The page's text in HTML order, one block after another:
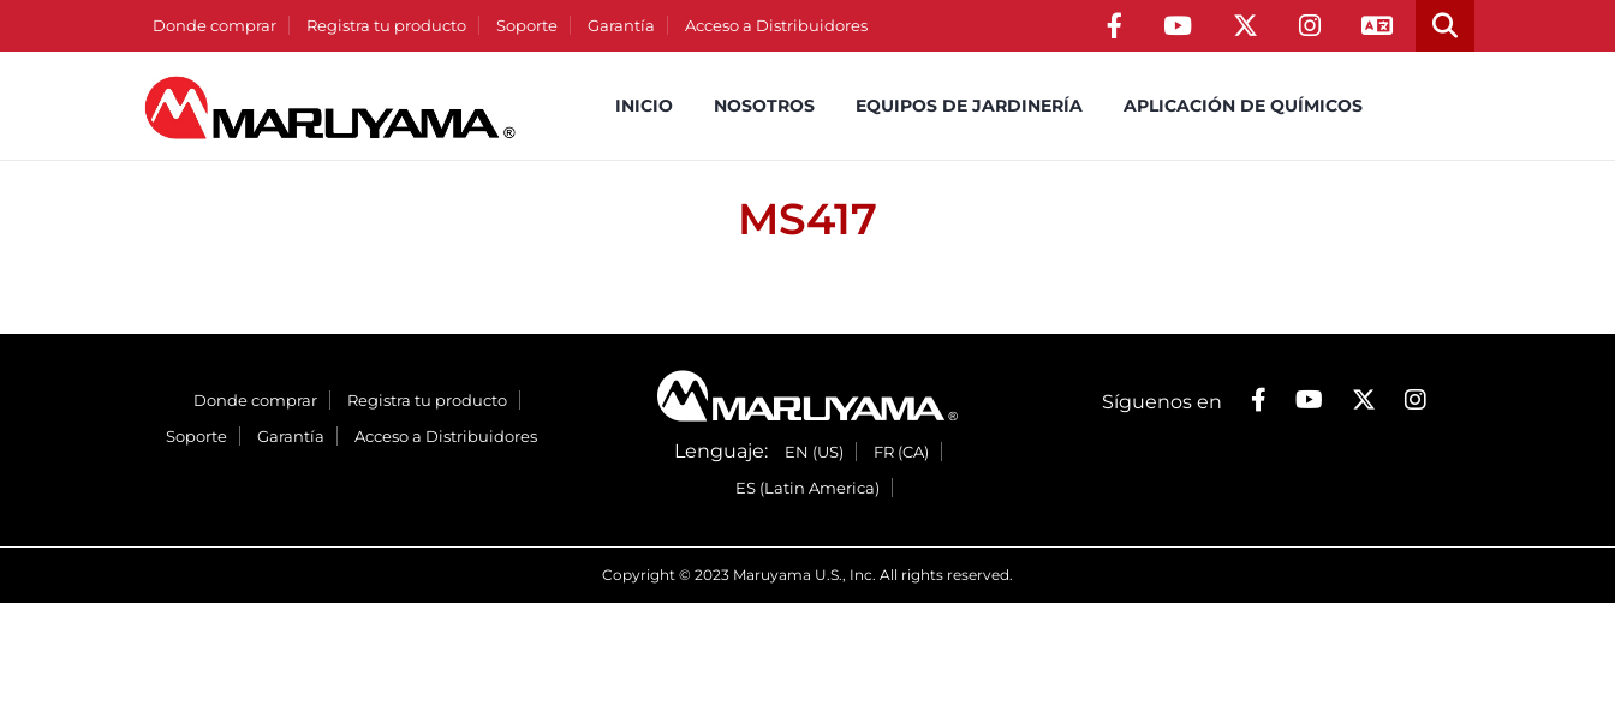
Donde comprar Registra tu producto Soporte Garantía Acceso a Distribuidores
INICIO NOSOTROS EQUIPOS DE JARDINERÍA APLICACIÓN DE QUÍMICOS
MS417
Donde comprar
Registra tu producto
Soporte
Garantía Acceso a Distribuidores
Lenguaje: EN (US)
FR (CA)
ES (Latin America)
Síguenos en
Copyright © 2023 Maruyama U.S., Inc. All rights reserved.